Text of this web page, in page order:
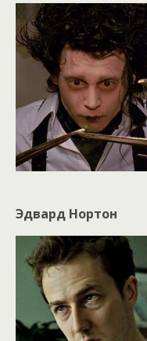
Эдвард Нортон